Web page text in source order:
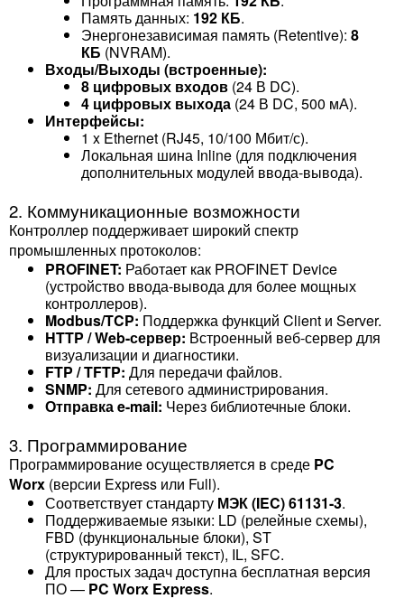
Память данных: 192 КБ.
Энергонезависимая память (Retentive): 8
КБ (NVRAM).
Входы/Выходы (встроенные):
8 цифровых входов (24 В DC).
4 цифровых выхода (24 В DC, 500 мА).
Интерфейсы:
1 x Ethernet (RJ45, 10/100 Мбит/с).
Локальная шина Inline (для подключения
дополнительных модулей ввода-вывода).
2. Коммуникационные возможности
Контроллер поддерживает широкий спектр
промышленных протоколов:
PROFINET: Работает как PROFINET Device
(устройство ввода-вывода для более мощных
контроллеров).
Modbus/TCP: Поддержка функций Client и Server.
HTTP / Web-сервер: Встроенный веб-сервер для
визуализации и диагностики.
FTP / TFTP: Для передачи файлов.
SNMP: Для сетевого администрирования.
Отправка e-mail: Через библиотечные блоки.
3. Программирование
Программирование осуществляется в среде PC
Worx (версии Express или Full).
Соответствует стандарту МЭК (IEC) 61131-3.
Поддерживаемые языки: LD (релейные схемы),
FBD (функциональные блоки), ST
(структурированный текст), IL, SFC.
Для простых задач доступна бесплатная версия
ПО — PC Worx Express.